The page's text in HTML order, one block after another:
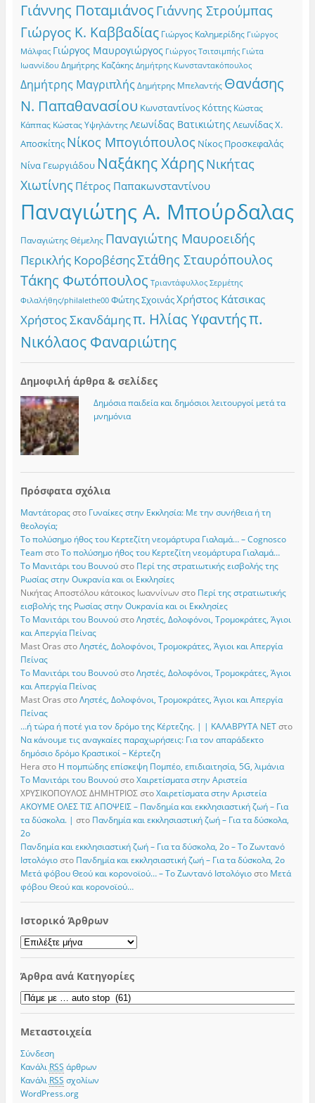
Γιάννης Ποταμιάνος Γιάννης Στρούμπας
Γιώργος Κ. Καββαδίας Γιώργος Καλημερίδης Γιώργος
Μάλφας Γιώργος Μαυρογιώργος Γιώργος Τσιτσιμπής Γιώτα
Ιωαννίδου Δημήτρης Καζάκης Δημήτρης Κωνσταντακόπουλος
Δημήτρης Μαγριπλής Δημήτρης Μπελαντής Θανάσης
Ν. Παπαθανασίου Κωνσταντίνος Κόττης Κώστας
Κάππας Κώστας Υψηλάντης Λεωνίδας ΒατικιώτηςΛεωνίδας Χ.
Αποσκίτης Νίκος Μπογιόπουλος Νίκος Προσκεφαλάς
Νίνα Γεωργιάδου Ναξάκης ΧάρηςΝικήτας
Χιωτίνης Πέτρος Παπακωνσταντίνου
Παναγιώτης Α. Μπούρδαλας
Παναγιώτης Θέμελης Παναγιώτης Μαυροειδής
Περικλής ΚοροβέσηςΣτάθης Σταυρόπουλος
Τάκης Φωτόπουλος Τριαντάφυλλος Σερμέτης
Φιλαλήθης/philalethe00 Φώτης ΣχοινάςΧρήστος Κάτσικας
Χρήστος Σκανδάμηςπ. Ηλίας Υφαντήςπ.
Νικόλαος Φαναριώτης
Δημοφιλή άρθρα & σελίδες
Δημόσια παιδεία και δημόσιοι λειτουργοί μετά τα
μνημόνια
Πρόσφατα σχόλια
Μαντάτοραςστο Γυναίκες στην Εκκλησία: Με την συνήθεια ή τη
θεολογία;
Το πολύσημο ήθος του Κερτεζίτη νεομάρτυρα Γιαλαμά… – Cognosco
TeamστοΤο πολύσημο ήθος του Κερτεζίτη νεομάρτυρα Γιαλαμά…
Το Μανιτάρι του Βουνούστο Περί της στρατιωτικής εισβολής της
Ρωσίας στην Ουκρανία και οι Εκκλησίες
Νικήτας Αποστόλου κάτοικος Ιωαννίνων στο Περί της στρατιωτικής
εισβολής της Ρωσίας στην Ουκρανία και οι Εκκλησίες
Το Μανιτάρι του ΒουνούστοΛηστές, Δολοφόνοι, Τρομοκράτες, Άγιοι
και Απεργία Πείνας
Mast Oras στοΛηστές, Δολοφόνοι, Τρομοκράτες, Άγιοι και Απεργία
Πείνας
Το Μανιτάρι του ΒουνούστοΛηστές, Δολοφόνοι, Τρομοκράτες, Άγιοι
και Απεργία Πείνας
Mast Oras στοΛηστές, Δολοφόνοι, Τρομοκράτες, Άγιοι και Απεργία
Πείνας
…ή τώρα ή ποτέ για τον δρόμο της Κέρτεζης. | | ΚΑΛΑΒΡΥΤΑ ΝΕΤστο
Να κάνουμε τις αναγκαίες παραχωρήσεις: Για τον απαράδεκτο
δημόσιο δρόμο Κραστικοί – Κέρτεζη
Hera στο Η πομπώδης επίσκεψη Πομπέο, επιδιαιτησία, 5G, λιμάνια
Το Μανιτάρι του ΒουνούστοΧαιρετίσματα στην Αριστεία
ΧΡΥΣΙΚΟΠΟΥΛΟΣ ΔΗΜΗΤΡΙΟΣστοΧαιρετίσματα στην Αριστεία
ΑΚΟΥΜΕ ΟΛΕΣ ΤΙΣ ΑΠΟΨΕΙΣ – Πανδημία και εκκλησιαστική ζωή – Για
τα δύσκολα. | στο Πανδημία και εκκλησιαστική ζωή – Για τα δύσκολα,
2ο
Πανδημία και εκκλησιαστική ζωή – Για τα δύσκολα, 2ο – Το Zωντανό
Iστολόγιοστο Πανδημία και εκκλησιαστική ζωή – Για τα δύσκολα, 2ο
Μετά φόβου Θεού και κορονοϊού… – Το Zωντανό Iστολόγιοστο Μετά
φόβου Θεού και κορονοϊού…
Ιστορικό Άρθρων
Ιστορικό
Άρθρων
Άρθρα ανά Κατηγορίες
Άρθρα
ανά
Μεταστοιχεία
Σύνδεση
Κανάλι RSS άρθρων
Κανάλι RSS σχολίων
WordPress.org